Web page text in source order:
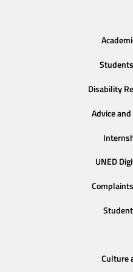
Disability
Advice
UNED
Culture